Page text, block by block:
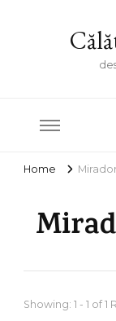
Home
Showing: 1 - 1 of 1